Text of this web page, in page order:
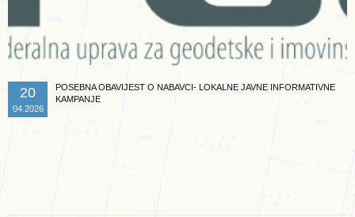
20
04.2026
POSEBNA OBAVIJEST O NABAVCI- LOKALNE JAVNE INFORMATIVNE
KAMPANJE